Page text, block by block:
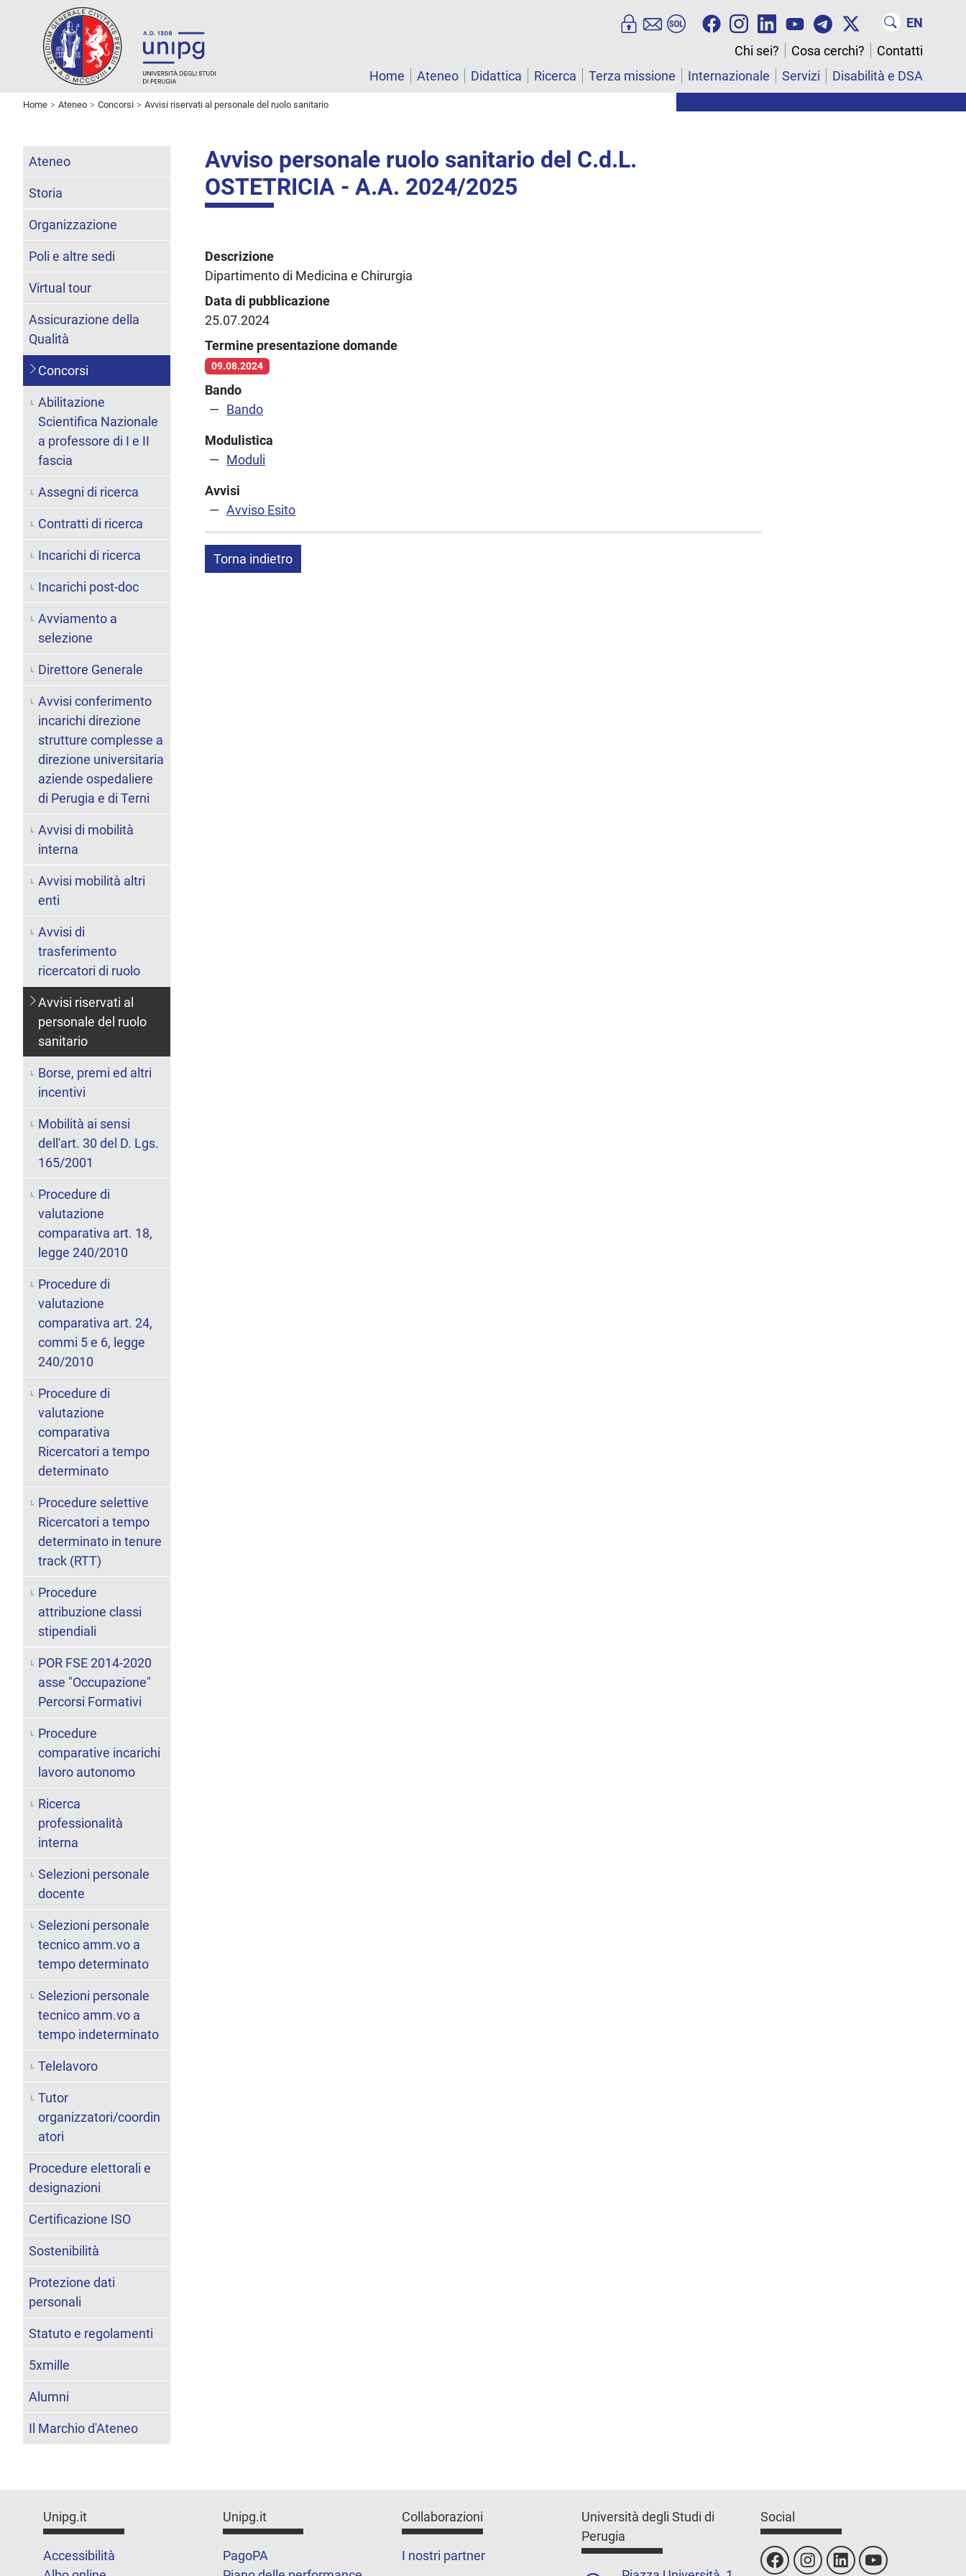
EN
Chi sei?
Cosa cerchi?
Contatti
Home
Ateneo Didattica Ricerca Terza missione Internazionale Servizi Disabilità e DSA
Home Ateneo Concorsi Avvisi riservati al personale del ruolo sanitario
Avviso personale ruolo sanitario del C.d.L.
OSTETRICIA - A.A. 2024/2025
Descrizione
Dipartimento di Medicina e Chirurgia
Data di pubblicazione
25.07.2024
Termine presentazione domande
09.08.2024
Bando
Bando
Modulistica
Moduli
Avvisi
Avviso Esito
Torna indietro
Ateneo
Storia
Organizzazione
Poli e altre sedi
Virtual tour
Assicurazione della
Qualità
Concorsi
Abilitazione
Scientifica Nazionale
a professore di I e II
fascia
Assegni di ricerca
Contratti di ricerca
Incarichi di ricerca
Incarichi post-doc
Avviamento a
selezione
Direttore Generale
Avvisi conferimento
incarichi direzione
strutture complesse a
direzione universitaria
aziende ospedaliere
di Perugia e di Terni
Avvisi di mobilità
interna
Avvisi mobilità altri
enti
Avvisi di
trasferimento
ricercatori di ruolo
Avvisi riservati al
personale del ruolo
sanitario
Borse, premi ed altri
incentivi
Mobilità ai sensi
dell'art. 30 del D. Lgs.
165/2001
Procedure di
valutazione
comparativa art. 18,
legge 240/2010
Procedure di
valutazione
comparativa art. 24,
commi 5 e 6, legge
240/2010
Procedure di
valutazione
comparativa
Ricercatori a tempo
determinato
Procedure selettive
Ricercatori a tempo
determinato in tenure
track (RTT)
Procedure
attribuzione classi
stipendiali
POR FSE 2014-2020
asse "Occupazione"
Percorsi Formativi
Procedure
comparative incarichi
lavoro autonomo
Ricerca
professionalità
interna
Selezioni personale
docente
Selezioni personale
tecnico amm.vo a
tempo determinato
Selezioni personale
tecnico amm.vo a
tempo indeterminato
Telelavoro
Tutor
organizzatori/coordin
atori
Procedure elettorali e
designazioni
Certificazione ISO
Sostenibilità
Protezione dati
personali
Statuto e regolamenti
5xmille
Alumni
Il Marchio d'Ateneo
Unipg.it
Accessibilità
Unipg.it
PagoPA
Collaborazioni
I nostri partner
Università degli Studi di
Perugia
Social